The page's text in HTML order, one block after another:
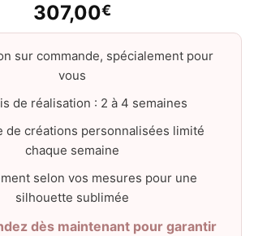
307,00€
sur commande, spécialement pour
vous
de réalisation : 2 à 4 semaines
de créations personnalisées limité
chaque semaine
selon vos mesures pour une
silhouette sublimée
dès maintenant pour garantir